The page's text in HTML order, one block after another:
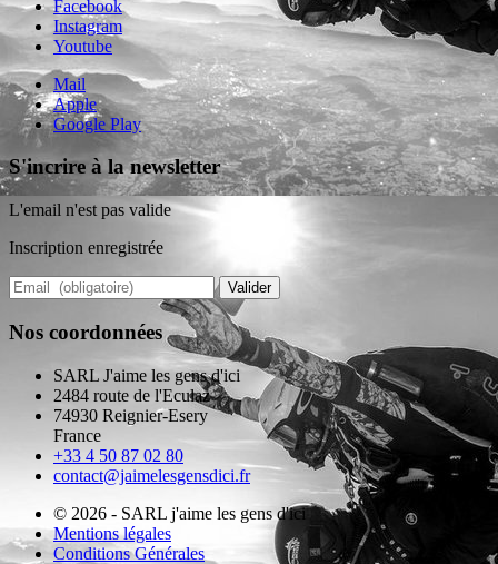
Facebook
Instagram
Youtube
Mail
Apple
Google Play
S'incrire à la newsletter
L'email n'est pas valide
Inscription enregistrée
Valider
Nos coordonnées
SARL J'aime les gens d'ici
2484 route de l'Eculaz
74930 Reignier-Esery
France
+33 4 50 87 02 80
contact@jaimelesgensdici.fr
© 2026 - SARL j'aime les gens d'ici
Mentions légales
Conditions Générales